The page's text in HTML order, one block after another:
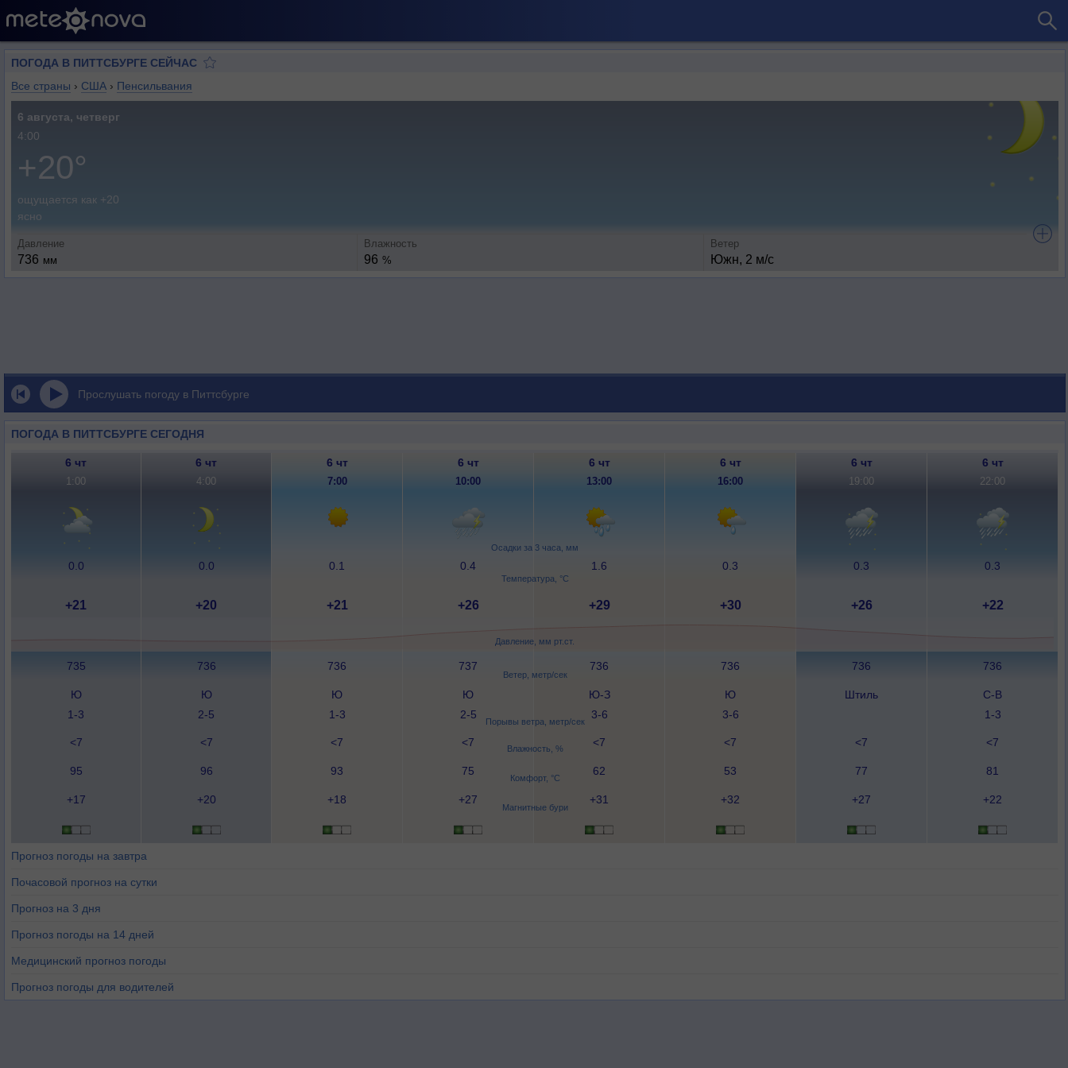
ПОГОДА В ПИТТСБУРГЕ СЕЙЧАС
Все страны › США › Пенсильвания
6 августа, четверг
4:00
+20°
ощущается как +20
ясно
Давление
736 мм
Влажность
96 %
Ветер
Южн, 2 м/с
Прослушать погоду в Питтсбурге
ПОГОДА В ПИТТСБУРГЕ СЕГОДНЯ
Осадки за 3 часа, мм
Температура, °C
Давление, мм рт.ст.
Ветер, метр/сек
Порывы ветра, метр/сек
Влажность, %
Комфорт, °C
Магнитные бури
6 чт 6 чт 6 чт 6 чт 6 чт 6 чт 6 чт 6 чт
1:00 4:00 7:00 10:00 13:00 16:00 19:00 22:00
0.0 0.0 0.1 0.4 1.6 0.3 0.3 0.3
+21 +20 +21 +26 +29 +30 +26 +22
735 736 736 737 736 736 736 736
Ю
1-3
Ю
2-5
Ю
1-3
Ю
2-5
Ю-З
3-6
Ю
3-6
Штиль
С-В
1-3
<7 <7 <7 <7 <7 <7 <7 <7
95 96 93 75 62 53 77 81
+17 +20 +18 +27 +31 +32 +27 +22
Прогноз погоды на завтра
Почасовой прогноз на сутки
Прогноз на 3 дня
Прогноз погоды на 14 дней
Медицинский прогноз погоды
Прогноз погоды для водителей